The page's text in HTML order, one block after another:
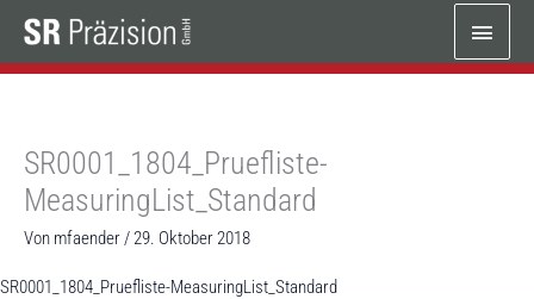
Inhalt
springen
SR0001_1804_Pruefliste-
MeasuringList_Standard
Von mfaender /29. Oktober 2018
SR0001_1804_Pruefliste-MeasuringList_Standard